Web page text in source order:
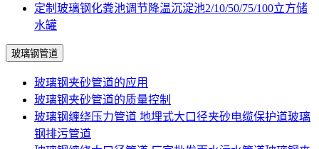
定制玻璃钢化粪池调节降温沉淀池2/10/50/75/100立方储
水罐
玻璃钢管道
玻璃钢夹砂管道的应用
玻璃钢夹砂管道的质量控制
玻璃钢缠绕压力管道 地埋式大口径夹砂电缆保护道玻璃
钢排污管道